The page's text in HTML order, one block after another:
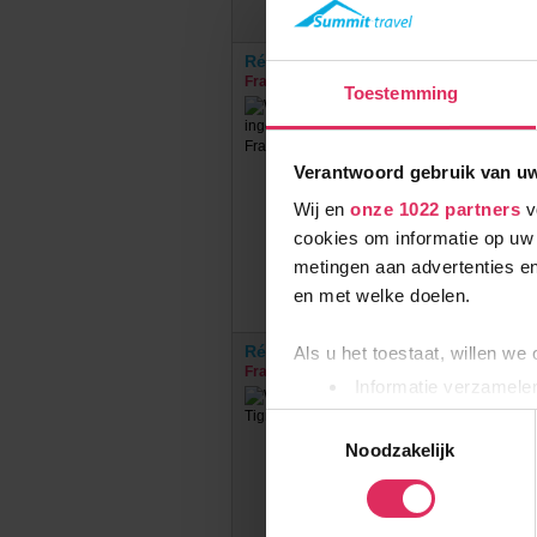
Toestemming
Verantwoord gebruik van
Wij en onze 1022 partners
cookies om informatie op
metingen aan advertenties
en met welke doelen.
Als u het toestaat, willen we
Informatie
Uw apparaat
Lees meer over hoe uw
toestemming op elk
Noodzakelijk
Résidence Bec Rouge (extra
Frankrijk
Résidence CGH Le Telemark
Frankrijk